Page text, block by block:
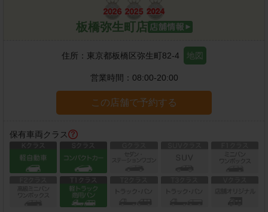
板橋弥生町店
住所： 東京都板橋区弥生町82-4 地図
営業時間： 08:00-20:00
この店舗で予約する
保有車両クラス